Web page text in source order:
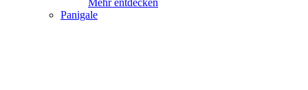
Mehr entdecken
Panigale